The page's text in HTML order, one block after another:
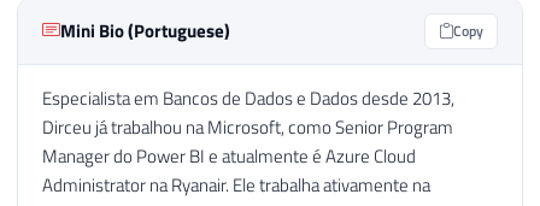
Mini Bio (Portuguese) Copy
Especialista em Bancos de Dados e Dados desde 2013,
Dirceu já trabalhou na Microsoft, como Senior Program
Manager do Power BI e atualmente é Azure Cloud
Administrator na Ryanair. Ele trabalha ativamente na